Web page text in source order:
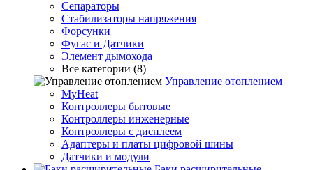
Сепараторы
Стабилизаторы напряжения
Форсунки
Фугас и Датчики
Элемент дымохода
Все категории (8)
Управление отоплением
MyHeat
Контроллеры бытовые
Контроллеры инженерные
Контроллеры с дисплеем
Адаптеры и платы цифровой шины
Датчики и модули